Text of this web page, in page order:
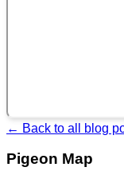
← Back to all blog
Pigeon Map